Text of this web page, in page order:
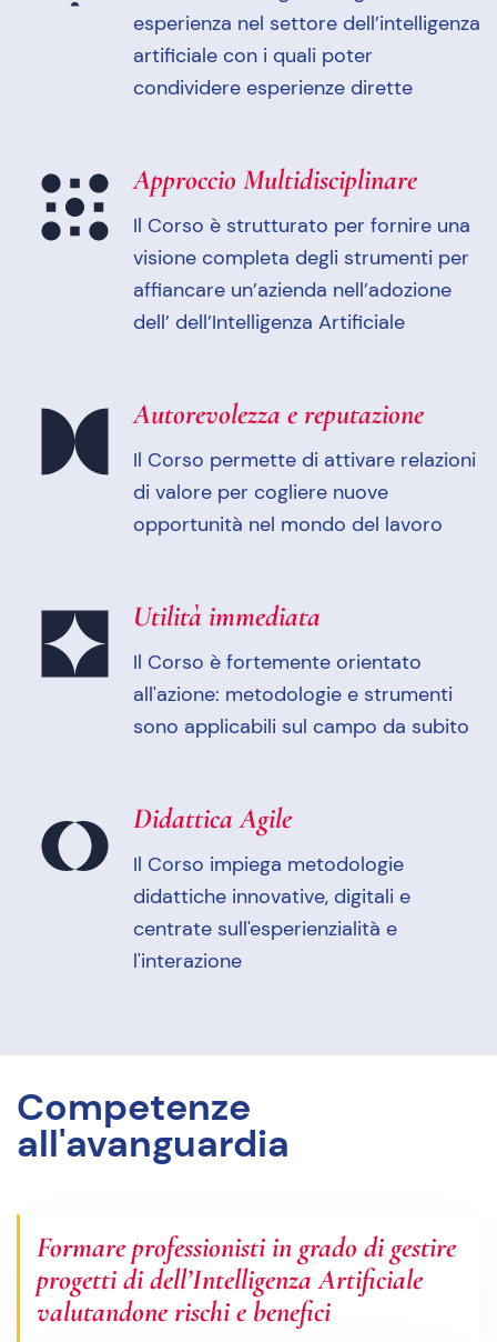
esperienza nel settore dell’intelligenza
artificiale con i quali poter
condividere esperienze dirette
Approccio Multidisciplinare
Il Corso è strutturato per fornire una
visione completa degli strumenti per
affiancare un’azienda nell’adozione
dell’ dell’Intelligenza Artificiale
Autorevolezza e reputazione
Il Corso permette di attivare relazioni
di valore per cogliere nuove
opportunità nel mondo del lavoro
Utilità immediata
Il Corso è fortemente orientato
all'azione: metodologie e strumenti
sono applicabili sul campo da subito
Didattica Agile
Il Corso impiega metodologie
didattiche innovative, digitali e
centrate sull'esperienzialità e
l'interazione
Competenze
all'avanguardia
Formare professionisti in grado di gestire
progetti di dell’Intelligenza Artificiale
valutandone rischi e benefici